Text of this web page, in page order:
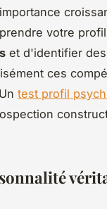
votre
et d'identifier
ces
test profil